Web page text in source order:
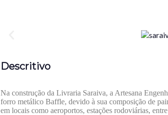
Descritivo
Na construção da Livraria Saraiva, a Artesana
forro metálico Baffle, devido à sua composição de
em locais como aeroportos, estações rodoviárias,